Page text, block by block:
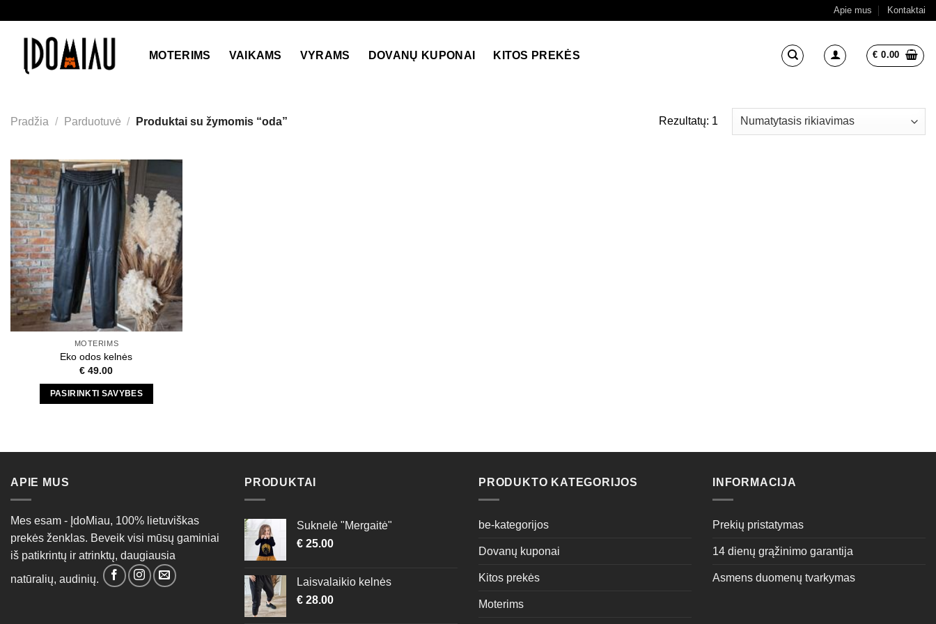
content
Apie mus Kontaktai
MOTERIMS VAIKAMS VYRAMS DOVANŲ KUPONAI KITOS PREKĖS € 0.00
Pradžia / Parduotuvė / Produktai su žymomis “oda” Rezultatų: 1
MOTERIMS
Eko odos kelnės
€ 49.00
PASIRINKTI SAVYBES
may
be
chosen
on
the
APIE MUS
Mes esam - ĮdoMiau, 100% lietuviškas
prekės ženklas. Beveik visi mūsų gaminiai
iš patikrintų ir atrinktų, daugiausia
natūralių, audinių.
PRODUKTAI
Suknelė "Mergaitė"
€ 25.00
Laisvalaikio kelnės
€ 28.00
PRODUKTO KATEGORIJOS
be-kategorijos
Dovanų kuponai
Kitos prekės
Moterims
INFORMACIJA
Prekių pristatymas
14 dienų grąžinimo garantija
Asmens duomenų tvarkymas